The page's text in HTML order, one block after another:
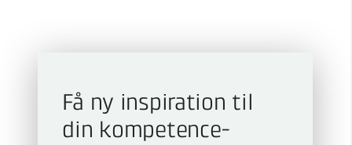
Få ny inspiration til
din kompetence­